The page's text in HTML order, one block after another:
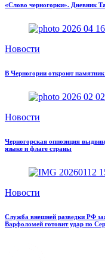
«Слово черногорки». Дневник
Новости
В Черногории откроют
Новости
Черногорская оппозиция
языке и флаге страны
Новости
Служба внешней разведки РФ
Варфоломей готовит удар по